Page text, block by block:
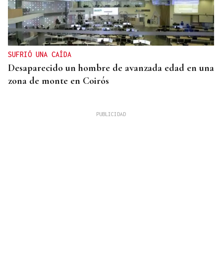
SUFRIÓ UNA CAÍDA
Desaparecido un hombre de avanzada edad en una
zona de monte en Coirós